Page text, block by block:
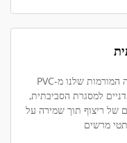
כל החומרים המשמשים במרצפות הגישה המורמות שלנו מ-PVC
למסגרת הסביבתית,
של ריצוף תוך שמירה על
מרשים